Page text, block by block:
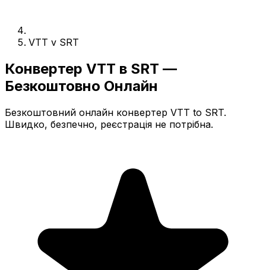
VTT v SRT
Конвертер VTT в SRT —
Безкоштовно Онлайн
Безкоштовний онлайн конвертер VTT to SRT.
Швидко, безпечно, реєстрація не потрібна.